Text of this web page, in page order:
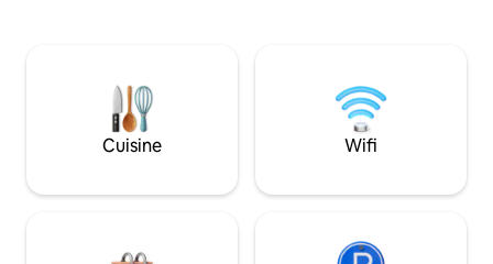
ressourcer et de vous sentir en
harmonie avec la nature. Complétez
votre expérience sensorielle en vous
prélassant sous le ciel étoilé dans le
magique !
intérieure, une
foyer pour
Ajoutez une
d'animaux
parfaite !
Cuisine Wifi